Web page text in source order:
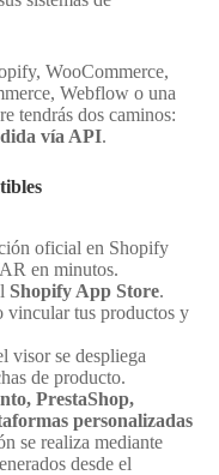
WooCommerce,
Webflow o una
tendrás dos caminos:
vía API.
oficial en Shopify
en minutos.
Shopify App Store.
vincular tus productos y
visor se despliega
de producto.
PrestaShop,
personalizadas
se realiza mediante
desde el